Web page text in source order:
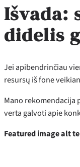
Išvada:
didelis
Jei apibendrinčiau
resursų iš fone
Mano rekomendacija
verta galvoti apie
Featured image alt